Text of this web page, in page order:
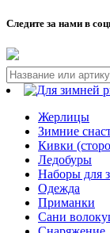
Следите за нами в
Жерлицы
Зимние
Кивки
Ледобуры
Наборы для
Одежда
Приманки
Сани